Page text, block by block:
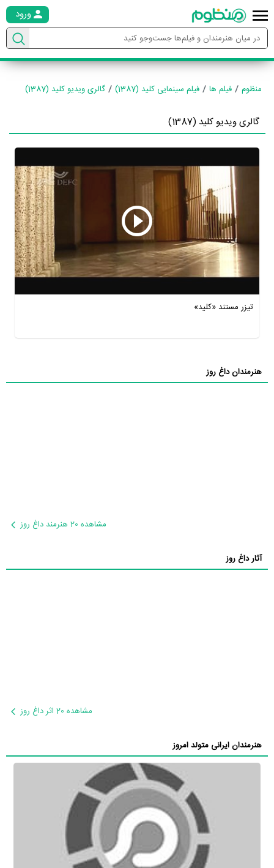
ورود
منظوم فیلم ها فیلم سینمایی کلید (1387) گالری ویدیو کلید (1387)
گالری ویدیو کلید (1387)
تیزر مستند «کلید»
هنرمندان داغ روز
مشاهده 20 هنرمند داغ روز
آثار داغ روز
مشاهده 20 اثر داغ روز
هنرمندان ایرانی متولد امروز